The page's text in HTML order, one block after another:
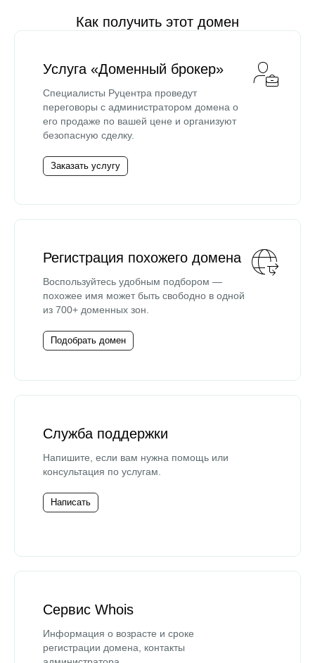
Как получить этот домен
Услуга «Доменный брокер»
Специалисты Руцентра проведут
переговоры с администратором домена о
его продаже по вашей цене и организуют
безопасную сделку.
Заказать услугу
Регистрация похожего домена
Воспользуйтесь удобным подбором —
похожее имя может быть свободно в одной
из 700+ доменных зон.
Подобрать домен
Служба поддержки
Напишите, если вам нужна помощь или
консультация по услугам.
Написать
Сервис Whois
Информация о возрасте и сроке
регистрации домена, контакты